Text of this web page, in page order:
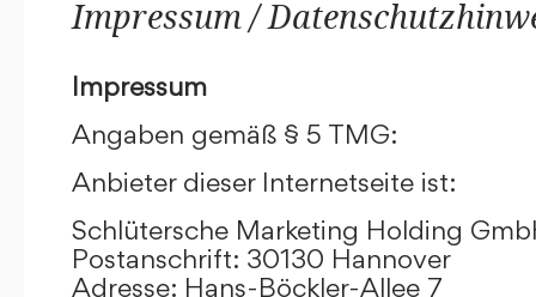
Impressum /
Impressum
Angaben gemäß § 5 TMG:
Anbieter dieser Internetseite ist:
Schlütersche Marketing Holding
Postanschrift: 30130 Hannover
Adresse: Hans-Böckler-Allee 7